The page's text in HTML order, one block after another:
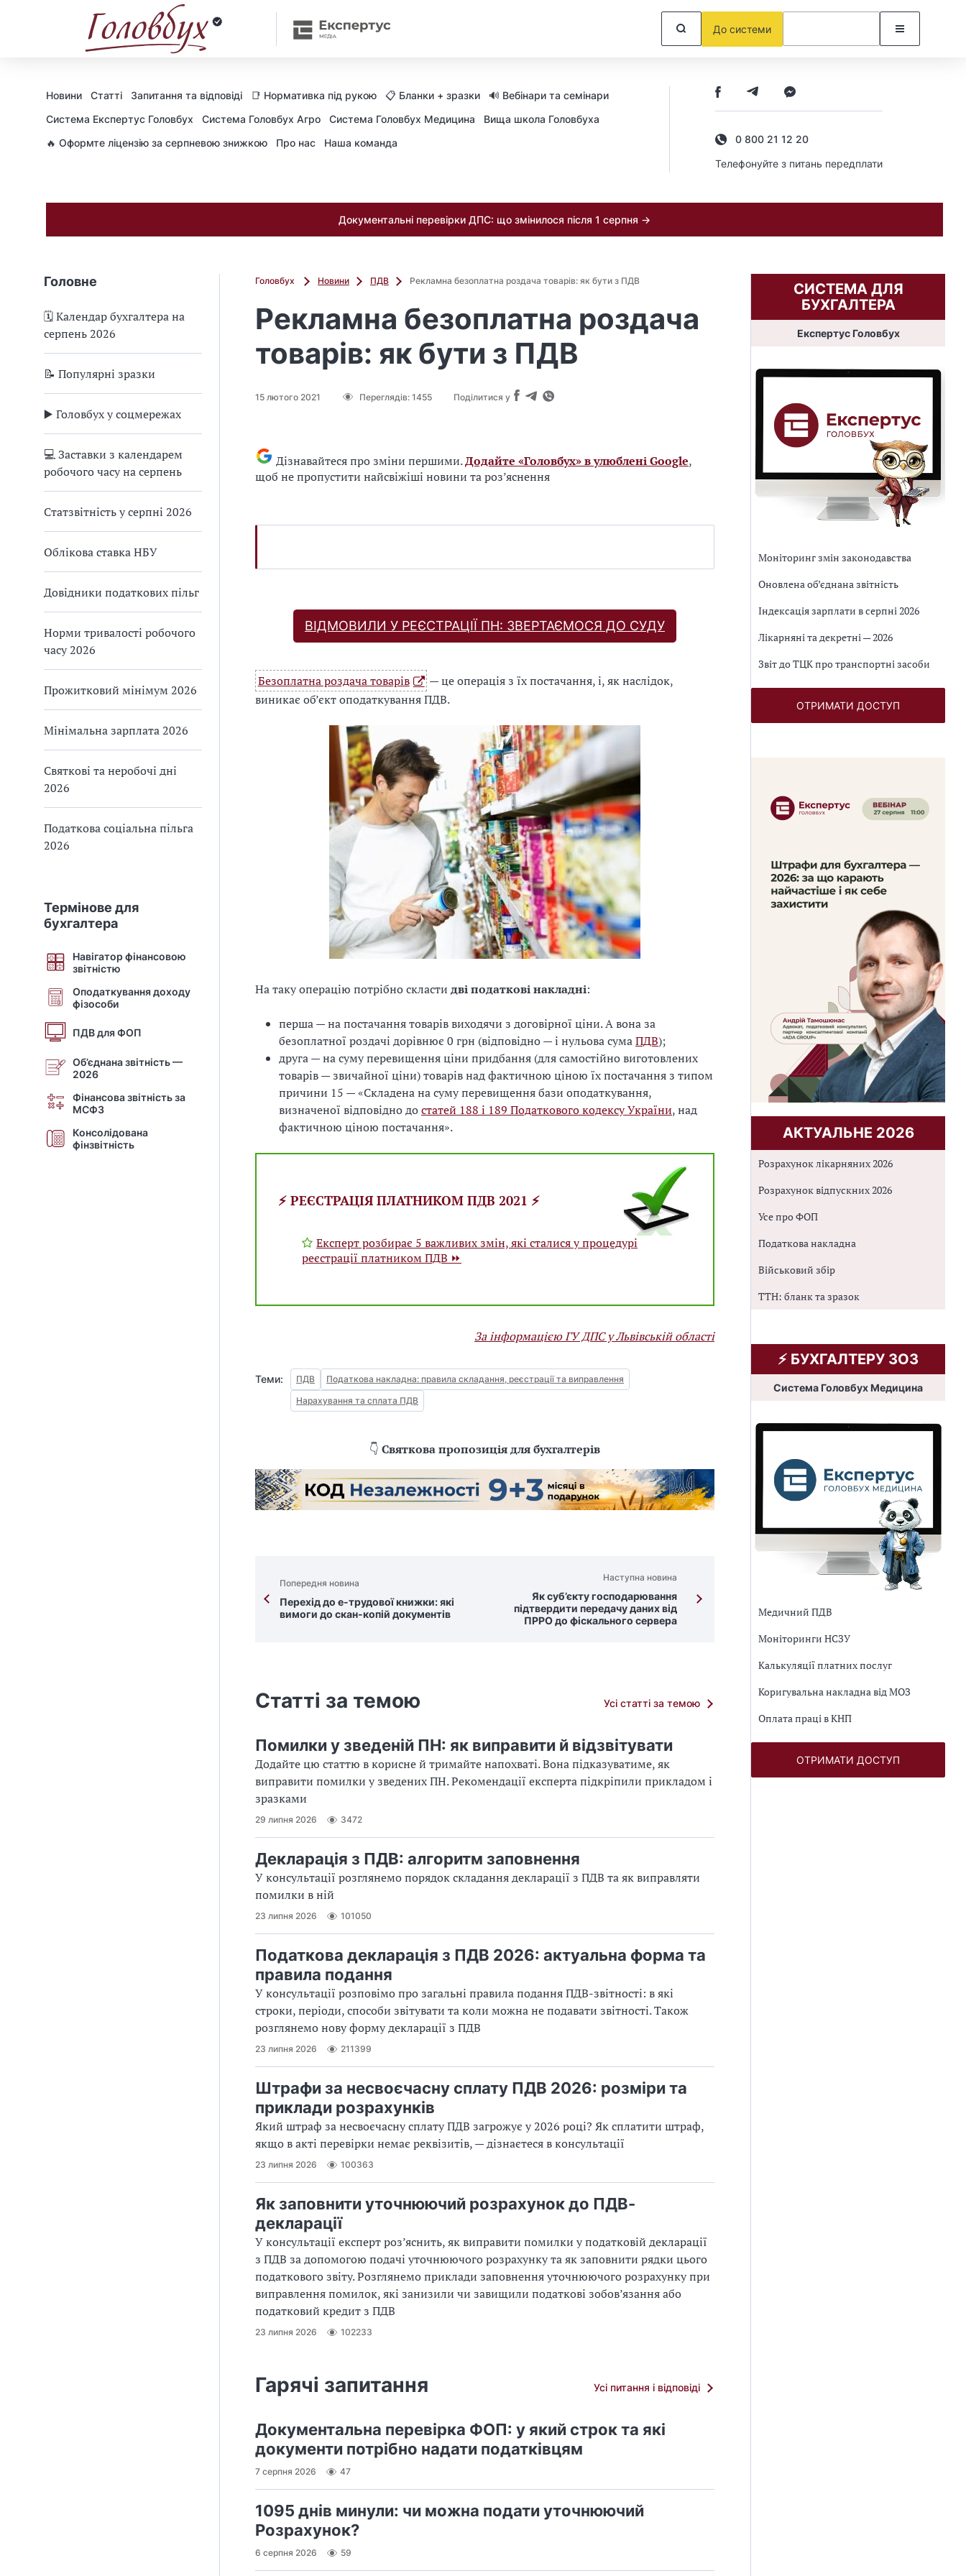
До системи
Новини Статті Запитання та відповіді 📑 Нормативка під рукою 📋 Бланки + зразки
🔊 Вебінари та семінари
Cистема Експертус Головбух
Система Головбух Агро Система Головбух Медицина
Вища школа Головбуха
🔥 Оформте ліцензію за серпневою знижкою
Про нас Наша команда
0 800 21 12 20
Телефонуйте з питань передплати
Документальні перевірки ДПС: що змінилося після 1 серпня →
Головне
🗓️ Календар бухгалтера на
серпень 2026
📝 Популярні зразки
▶️ Головбух у соцмережах
💻 Заставки з календарем
робочого часу на серпень
Статзвітність у серпні 2026
Облікова ставка НБУ
Довідники податкових пільг
Норми тривалості робочого
часу 2026
Прожитковий мінімум 2026
Мінімальна зарплата 2026
Святкові та неробочі дні
2026
Податкова соціальна пільга
2026
Термінове для
бухгалтера
Навігатор фінансовою
звітністю
Оподаткування доходу
фізособи
ПДВ для ФОП
Об’єднана звітність —
2026
Фінансова звітність за
МСФЗ
Консолідована
фінзвітність
Головбух Новини ПДВ Рекламна безоплатна роздача товарів: як бути з ПДВ
Рекламна безоплатна роздача
товарів: як бути з ПДВ
15 лютого 2021 Переглядів: 1455 Поділитися у
Дізнавайтеся про зміни першими.Додайте «Головбух» в улюблені Google,
щоб не пропустити найсвіжіші новини та роз’яснення
ВІДМОВИЛИ У РЕЄСТРАЦІЇ ПН: ЗВЕРТАЄМОСЯ ДО СУДУ
Безоплатна роздача товарів
— це операція з їх постачання, і, як наслідок,
виникає об’єкт оподаткування ПДВ.
На таку операцію потрібно скласти дві податкові накладні:
перша — на постачання товарів виходячи з договірної ціни. А вона за
безоплатної роздачі дорівнює 0 грн (відповідно — і нульова сумаПДВ);
друга — на суму перевищення ціни придбання (для самостійно виготовлених
товарів — звичайної ціни) товарів над фактичною ціною їх постачання з типом
причини 15 — «Складена на суму перевищення бази оподаткування,
визначеної відповідно достатей 188 і 189 Податкового кодексу України, над
фактичною ціною постачання».
⚡️ РЕЄСТРАЦІЯ ПЛАТНИКОМ ПДВ 2021 ⚡️
Експерт розбирає 5 важливих змін, які сталися у процедурі
реєстрації платником ПДВ ⏩
За інформацією ГУ ДПС у Львівській області
Теми: ПДВ
Податкова накладна: правила складання, реєстрації та виправлення
Нарахування та сплата ПДВ
👇 Святкова пропозиція для бухгалтерів
Попередня новина
Перехід до е-трудової книжки: які
вимоги до скан-копій документів
Наступна новина
Як суб’єкту господарювання
підтвердити передачу даних від
ПРРО до фіскального сервера
Статті за темою Усі статті за темою
Помилки у зведеній ПН: як виправити й відзвітувати
Додайте цю статтю в корисне й тримайте напохваті. Вона підказуватиме, як
виправити помилки у зведених ПН. Рекомендації експерта підкріпили прикладом і
зразками
29 липня 2026 3472
Декларація з ПДВ: алгоритм заповнення
У консультації розглянемо порядок складання декларації з ПДВ та як виправляти
помилки в ній
23 липня 2026 101050
Податкова декларація з ПДВ 2026: актуальна форма та
правила подання
У консультації розповімо про загальні правила подання ПДВ-звітності: в які
строки, періоди, способи звітувати та коли можна не подавати звітності. Також
розглянемо нову форму декларації з ПДВ
23 липня 2026 211399
Штрафи за несвоєчасну сплату ПДВ 2026: розміри та
приклади розрахунків
Який штраф за несвоєчасну сплату ПДВ загрожує у 2026 році? Як сплатити штраф,
якщо в акті перевірки немає реквізитів, — дізнаєтеся в консультації
23 липня 2026 100363
Як заповнити уточнюючий розрахунок до ПДВ-
декларації
У консультації експерт роз’яснить, як виправити помилки у податковій декларації
з ПДВ за допомогою подачі уточнюючого розрахунку та як заповнити рядки цього
податкового звіту. Розглянемо приклади заповнення уточнюючого розрахунку при
виправлення помилок, які занизили чи завищили податкові зобов’язання або
податковий кредит з ПДВ
23 липня 2026 102233
Гарячі запитання Усі питання і відповіді
Документальна перевірка ФОП: у який строк та які
документи потрібно надати податківцям
7 серпня 2026 47
1095 днів минули: чи можна подати уточнюючий
Розрахунок?
6 серпня 2026 59
СИСТЕМА ДЛЯ
БУХГАЛТЕРА
Експертус Головбух
Моніторинг змін законодавства
Оновлена об’єднана звітність
Індексація зарплати в серпні 2026
Лікарняні та декретні — 2026
Звіт до ТЦК про транспортні засоби
ОТРИМАТИ ДОСТУП
АКТУАЛЬНЕ 2026
Розрахунок лікарняних 2026
Розрахунок відпускних 2026
Усе про ФОП
Податкова накладна
Військовий збір
ТТН: бланк та зразок
⚡️ БУХГАЛТЕРУ ЗОЗ
Система Головбух Медицина
Медичний ПДВ
Моніторинги НСЗУ
Калькуляції платних послуг
Коригувальна накладна від МОЗ
Оплата праці в КНП
ОТРИМАТИ ДОСТУП